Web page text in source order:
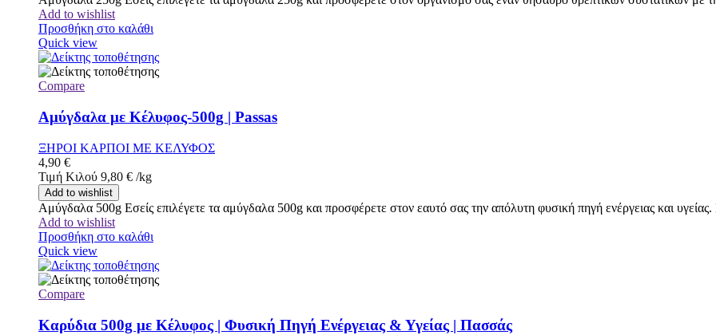
Add to wishlist
Προσθήκη στο καλάθι
Quick view
Compare
Αμύγδαλα με Κέλυφος-500g | Passas
ΞΗΡΟΙ ΚΑΡΠΟΙ ΜΕ ΚΕΛΥΦΟΣ
4,90 €
Τιμή Κιλού 9,80 € /kg
Add to wishlist
Αμύγδαλα 500g Εσείς επιλέγετε τα αμύγδαλα 500g και προσφέρετε στον εαυτό σας την απόλυτη φυσική πηγή ενέργειας και υγείας.
Add to wishlist
Προσθήκη στο καλάθι
Quick view
Compare
Καρύδια 500g με Κέλυφος | Φυσική Πηγή Ενέργειας & Υγείας | Πασσάς